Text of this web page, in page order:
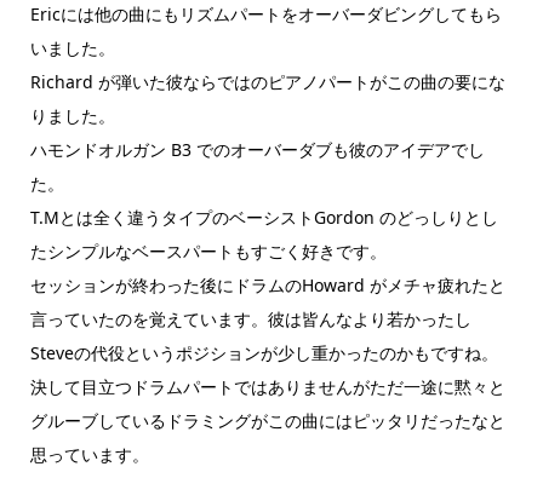
Ericには他の曲にもリズムパートをオーバーダビングしてもら
いました。
Richard が弾いた彼ならではのピアノパートがこの曲の要にな
りました。
ハモンドオルガン B3 でのオーバーダブも彼のアイデアでし
た。
T.Mとは全く違うタイプのベーシストGordon のどっしりとし
たシンプルなベースパートもすごく好きです。
セッションが終わった後にドラムのHoward がメチャ疲れたと
言っていたのを覚えています。彼は皆んなより若かったし
Steveの代役というポジションが少し重かったのかもですね。
決して目立つドラムパートではありませんがただ一途に黙々と
グルーブしているドラミングがこの曲にはピッタリだったなと
思っています。